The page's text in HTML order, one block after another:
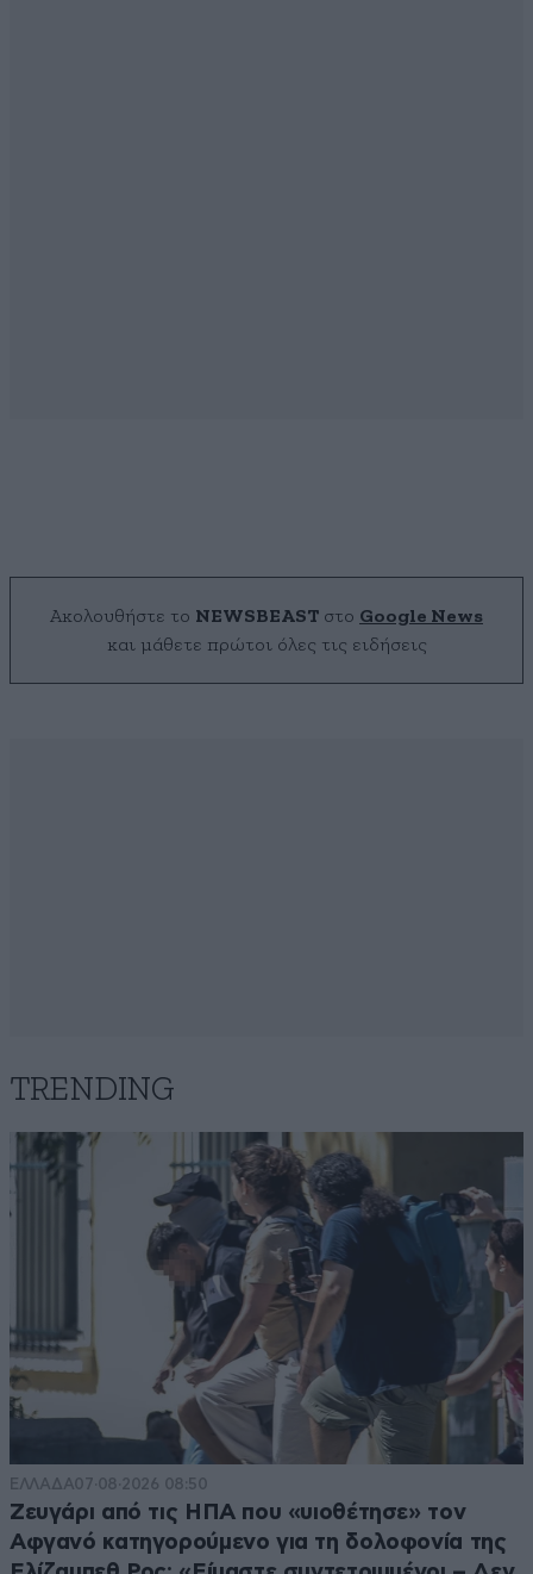
Ακολουθήστε το NEWSBEAST στο Google News
και μάθετε πρώτοι όλες τις ειδήσεις
TRENDING
ΕΛΛΑΔΑ07·08·2026 08:50
Ζευγάρι από τις ΗΠΑ που «υιοθέτησε» τον
Αφγανό κατηγορούμενο για τη δολοφονία της